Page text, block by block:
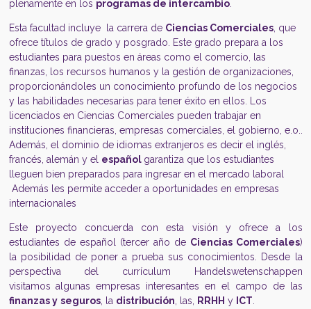
plenamente en los programas de intercambio.
Esta facultad incluye la carrera de Ciencias Comerciales, que
ofrece títulos de grado y posgrado. Este grado prepara a los
estudiantes para puestos en áreas como el comercio, las
finanzas, los recursos humanos y la gestión de organizaciones,
proporcionándoles un conocimiento profundo de los negocios
y las habilidades necesarias para tener éxito en ellos. Los
licenciados en Ciencias Comerciales pueden trabajar en
instituciones financieras, empresas comerciales, el gobierno, e.o..
Además, el dominio de idiomas extranjeros es decir el inglés,
francés, alemán y el español garantiza que los estudiantes
lleguen bien preparados para ingresar en el mercado laboral
Además les permite acceder a oportunidades en empresas
internacionales
Este proyecto concuerda con esta visión y ofrece a los
estudiantes de español (tercer año de Ciencias Comerciales)
la posibilidad de poner a prueba sus conocimientos. Desde la
perspectiva del currículum Handelswetenschappen
visitamos algunas empresas interesantes en el campo de las
finanzas y seguros, la distribución , las, RRHH y ICT